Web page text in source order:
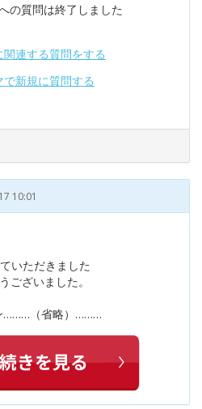
の質問は終了しました
関連する質問をする
で新規に質問する
10:01
いただきました
ございました。
………（省略）………